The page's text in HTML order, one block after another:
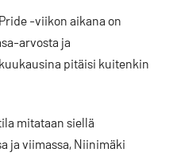
-viikon aikana on
arvosta ja
pitäisi kuitenkin
mitataan siellä
ja viimassa, Niinimäki